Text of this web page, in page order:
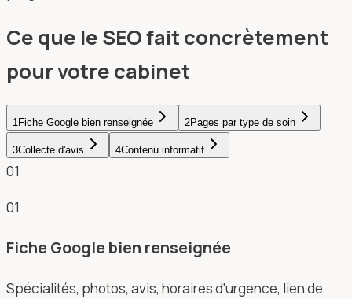
Ce que le SEO fait concrètement
pour votre cabinet
1Fiche Google bien renseignée 2Pages par type de soin
3Collecte d'avis 4Contenu informatif
01
01
Fiche Google bien renseignée
Spécialités, photos, avis, horaires d'urgence, lien de